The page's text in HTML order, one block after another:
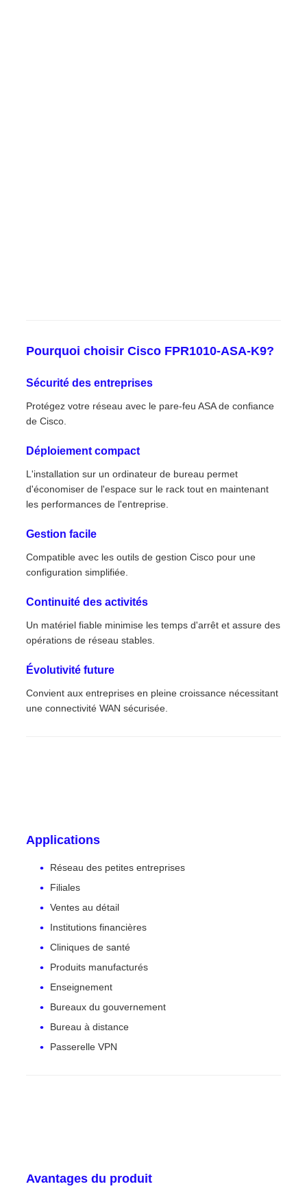
Pourquoi choisir Cisco FPR1010-ASA-K9?
Sécurité des entreprises
Protégez votre réseau avec le pare-feu ASA de confiance
de Cisco.
Déploiement compact
L'installation sur un ordinateur de bureau permet
d'économiser de l'espace sur le rack tout en maintenant
les performances de l'entreprise.
Gestion facile
Compatible avec les outils de gestion Cisco pour une
configuration simplifiée.
Continuité des activités
Un matériel fiable minimise les temps d'arrêt et assure des
opérations de réseau stables.
Évolutivité future
Convient aux entreprises en pleine croissance nécessitant
une connectivité WAN sécurisée.
Applications
Réseau des petites entreprises
Filiales
Ventes au détail
Institutions financières
Cliniques de santé
Produits manufacturés
Enseignement
Bureaux du gouvernement
Bureau à distance
Passerelle VPN
Avantages du produit